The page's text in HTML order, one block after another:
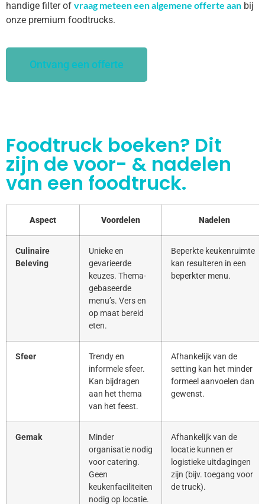
handige filter of vraag meteen een algemene offerte aan bij
onze premium foodtrucks.
Ontvang een offerte
Foodtruck boeken? Dit
zijn de voor- & nadelen
van een foodtruck.
Aspect Voordelen Nadelen
Culinaire
Beleving
Unieke en
gevarieerde
keuzes. Thema-
gebaseerde
menu’s. Vers en
op maat bereid
eten.
Beperkte keukenruimte
kan resulteren in een
beperkter menu.
Sfeer
Trendy en
informele sfeer.
Kan bijdragen
aan het thema
van het feest.
Afhankelijk van de
setting kan het minder
formeel aanvoelen dan
gewenst.
Gemak
Minder
organisatie nodig
voor catering.
Geen
keukenfaciliteiten
nodig op locatie.
Afhankelijk van de
locatie kunnen er
logistieke uitdagingen
zijn (bijv. toegang voor
de truck).